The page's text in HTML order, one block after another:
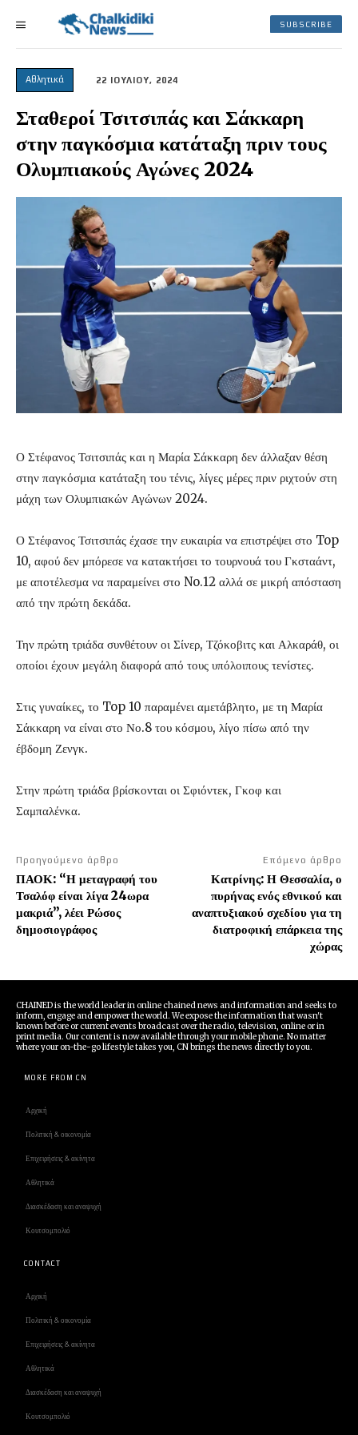
SUBSCRIBE
Αθλητικά 22 ΙΟΥΛΙΟΥ, 2024
Σταθεροί Τσιτσιπάς και Σάκκαρη
στην παγκόσμια κατάταξη πριν τους
Ολυμπιακούς Αγώνες 2024
Ο Στέφανος Τσιτσιπάς και η Μαρία Σάκκαρη δεν άλλαξαν θέση
στην παγκόσμια κατάταξη του τένις, λίγες μέρες πριν ριχτούν στη
μάχη των Ολυμπιακών Αγώνων 2024.
Ο Στέφανος Τσιτσιπάς έχασε την ευκαιρία να επιστρέψει στο Top
10, αφού δεν μπόρεσε να κατακτήσει το τουρνουά του Γκσταάντ,
με αποτέλεσμα να παραμείνει στο No.12 αλλά σε μικρή απόσταση
από την πρώτη δεκάδα.
Την πρώτη τριάδα συνθέτουν οι Σίνερ, Τζόκοβιτς και Αλκαράθ, οι
οποίοι έχουν μεγάλη διαφορά από τους υπόλοιπους τενίστες.
Στις γυναίκες, το Top 10 παραμένει αμετάβλητο, με τη Μαρία
Σάκκαρη να είναι στο Νο.8 του κόσμου, λίγο πίσω από την
έβδομη Ζενγκ.
Στην πρώτη τριάδα βρίσκονται οι Σφιόντεκ, Γκοφ και
Σαμπαλένκα.
Προηγούμενο άρθρο
ΠΑΟΚ: “Η μεταγραφή του
Τσαλόφ είναι λίγα 24ωρα
μακριά”, λέει Ρώσος
δημοσιογράφος
Επόμενο άρθρο
Κατρίνης: Η Θεσσαλία, ο
πυρήνας ενός εθνικού και
αναπτυξιακού σχεδίου για τη
διατροφική επάρκεια της
χώρας
CHAINED is the world leader in online chained news and information and seeks to
inform, engage and empower the world. We expose the information that wasn't
known before or current events broadcast over the radio, television, online or in
print media. Our content is now available through your mobile phone. No matter
where your on-the-go lifestyle takes you, CN brings the news directly to you.
MORE FROM CN
Αρχική
Πολιτική & οικονομία
Επιχειρήσεις & ακίνητα
Αθλητικά
Διασκέδαση και αναψυχή
Κουτσομπολιό
CONTACT
Αρχική
Πολιτική & οικονομία
Επιχειρήσεις & ακίνητα
Αθλητικά
Διασκέδαση και αναψυχή
Κουτσομπολιό